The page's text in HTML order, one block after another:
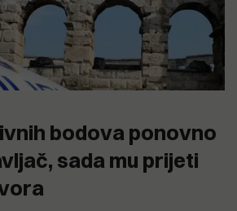
bodova ponovno
sada mu prijeti